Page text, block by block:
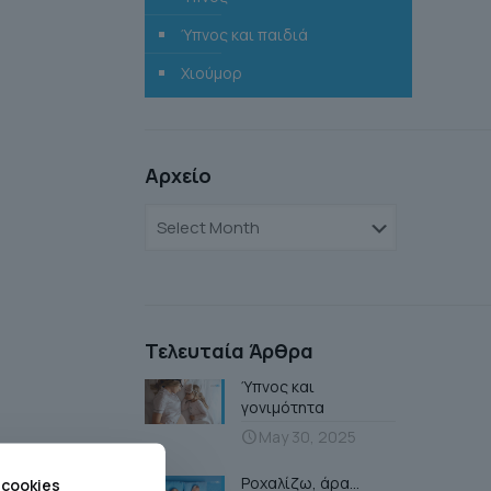
Ύπνος και παιδιά
Χιούμορ
Αρχείο
Τελευταία Άρθρα
Ύπνος και
γονιμότητα
May 30, 2025
Ροχαλίζω, άρα…